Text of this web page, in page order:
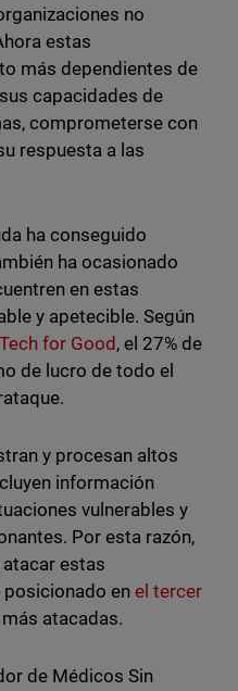
no
estas
más dependientes de
capacidades de
comprometerse con
respuesta a las
ha conseguido
ha ocasionado
en estas
y apetecible. Según
for Good , el 27% de
de lucro de todo el
y procesan altos
información
vulnerables y
Por esta razón,
estas
posicionado enel tercer
atacadas.
de Médicos Sin